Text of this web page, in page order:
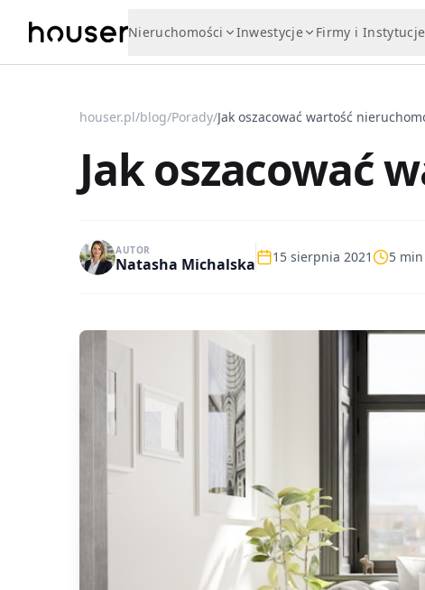
Nieruchomości Inwestycje Firmy i Instytucje
houser.pl/blog/Porady/Jak oszacować wartość
Jak oszacować
AUTOR
Natasha Michalska 15 sierpnia 2021 5